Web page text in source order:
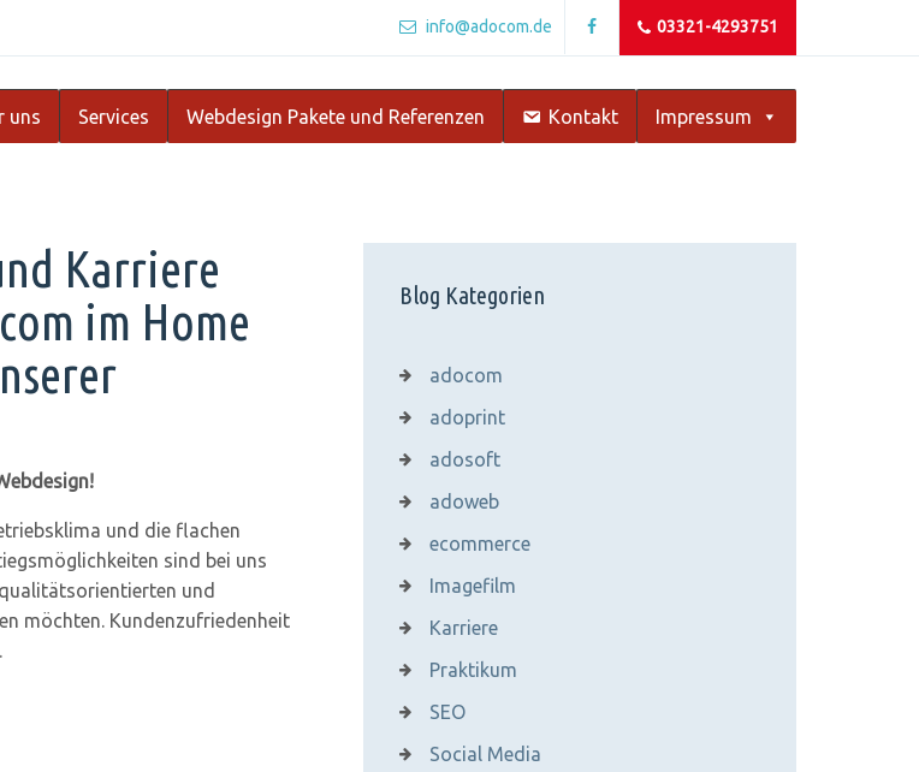
info@adocom.de 03321-4293751
uns Services Webdesign Pakete und Referenzen Kontakt Impressum
Karriere
im Home
und die flachen
sind bei uns
und
möchten. Kundenzufriedenheit
Blog Kategorien
adocom
adoprint
adosoft
adoweb
ecommerce
Imagefilm
Karriere
Praktikum
SEO
Social Media